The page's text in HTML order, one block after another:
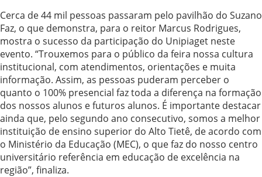
Cerca de 44 mil pessoas passaram pelo pavilhão do Suzano
Faz, o que demonstra, para o reitor Marcus Rodrigues,
mostra o sucesso da participação do Unipiaget neste
evento. “Trouxemos para o público da feira nossa cultura
institucional, com atendimentos, orientações e muita
informação. Assim, as pessoas puderam perceber o
quanto o 100% presencial faz toda a diferença na formação
dos nossos alunos e futuros alunos. É importante destacar
ainda que, pelo segundo ano consecutivo, somos a melhor
instituição de ensino superior do Alto Tietê, de acordo com
o Ministério da Educação (MEC), o que faz do nosso centro
universitário referência em educação de excelência na
região”, finaliza.